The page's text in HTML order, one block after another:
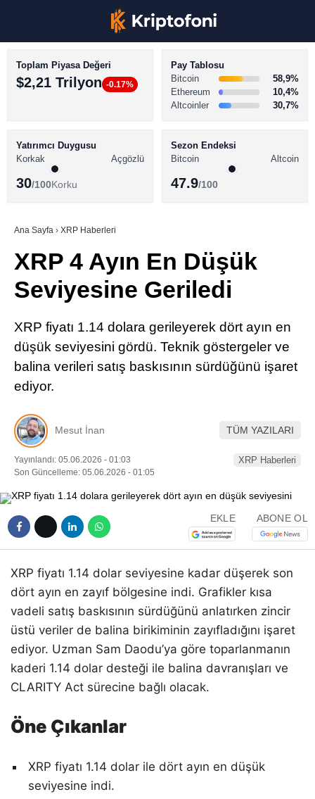
Youtube
TikTok
Pinterest
LinkedIn
BİTCOİN HABERLERİ
ALTCOİN HABERLERİ
SÖZLÜK
Toplam Piyasa Değeri
$2,21 Trilyon -0.17%
Pay Tablosu
Bitcoin
58,9%
Ethereum
10,4%
Altcoinler
30,7%
Yatırımcı Duygusu
Korkak
Açgözlü
30/100Korku
Sezon Endeksi
Bitcoin
Altcoin
47.9/100
Ana Sayfa › XRP Haberleri
XRP 4 Ayın En Düşük
Seviyesine Geriledi
XRP fiyatı 1.14 dolara gerileyerek dört ayın en
düşük seviyesini gördü. Teknik göstergeler ve
balina verileri satış baskısının sürdüğünü işaret
ediyor.
Mesut İnan TÜM YAZILARI
Yayınlandı: 05.06.2026 - 01:03
Son Güncelleme: 05.06.2026 - 01:05
XRP Haberleri
EKLE ABONE OL
XRP fiyatı 1.14 dolar seviyesine kadar düşerek son
dört ayın en zayıf bölgesine indi. Grafikler kısa
vadeli satış baskısının sürdüğünü anlatırken zincir
üstü veriler de balina birikiminin zayıfladığını işaret
ediyor. Uzman Sam Daodu’ya göre toparlanmanın
kaderi 1.14 dolar desteği ile balina davranışları ve
CLARITY Act sürecine bağlı olacak.
Öne Çıkanlar
XRP fiyatı 1.14 dolar ile dört ayın en düşük
seviyesine indi.